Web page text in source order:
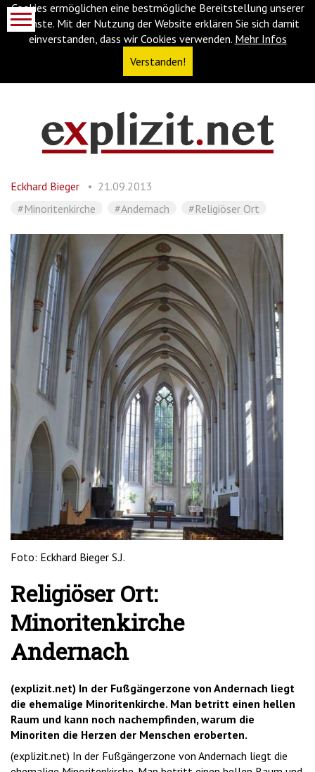
Cookies ermöglichen eine bestmögliche Bereitstellung unserer
Dienste. Mit der Nutzung der Website erklären Sie sich damit
einverstanden, dass wir Cookies verwenden. Mehr Infos
Verstanden!
(Accesskey
Zur
springen
(Accesskey
'3')Zur
Suche
springen
(Accesskey
Eckhard Bieger
21.09.2013
#Minoritenkirche
#Andernach #Religiöser Ort
Foto: Eckhard Bieger S.J.
Religiöser Ort:
Minoritenkirche
Andernach
(explizit.net) In der Fußgängerzone von Andernach liegt
die ehemalige Minoritenkirche. Man betritt einen hellen
Raum und kann noch nachempfinden, warum die
Minoriten die Herzen der Menschen eroberten.
(explizit.net) In der Fußgängerzone von Andernach liegt die